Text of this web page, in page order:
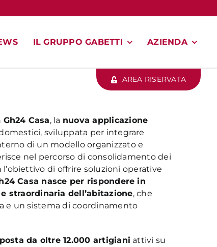
IL GRUPPO GABETTI AZIENDA
AREA RISERVATA
Gh24 Casa, la nuova applicazione
sviluppata per integrare
di un modello organizzato e
nel percorso di consolidamento dei
di offrire soluzioni operative
Casa nasce per rispondere in
straordinaria dell’abitazione, che
e un sistema di coordinamento
da oltre 12.000 artigiani attivi su